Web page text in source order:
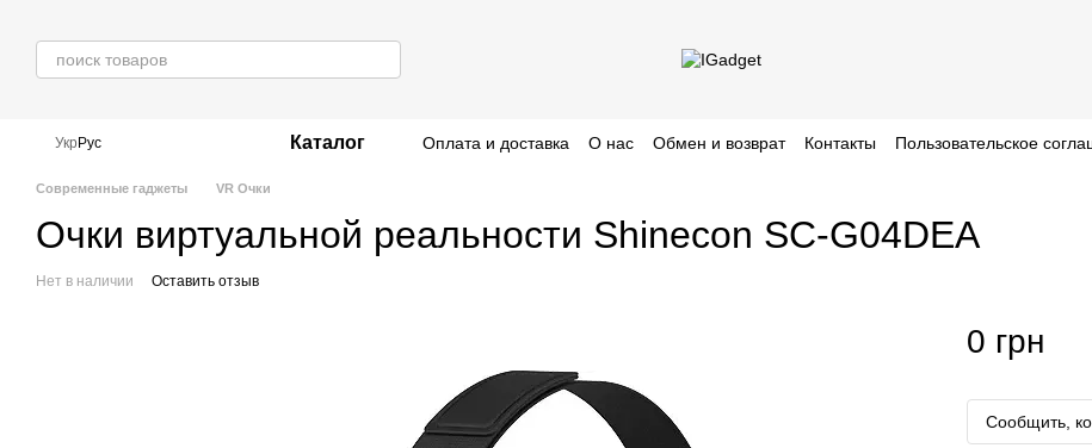
Укр Рус Каталог Оплата и доставка О нас Обмен и возврат Контакты Пользовательское
Современные гаджеты VR Очки
Очки виртуальной реальности Shinecon SC-G04DEA
Нет в наличии Оставить отзыв
0 грн
Сообщить,